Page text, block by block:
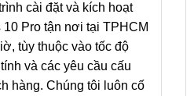
cài đặt và kích hoạt
Pro tận nơi tại TPHCM
tùy thuộc vào tốc độ
và các yêu cầu cấu
hàng. Chúng tôi luôn cố